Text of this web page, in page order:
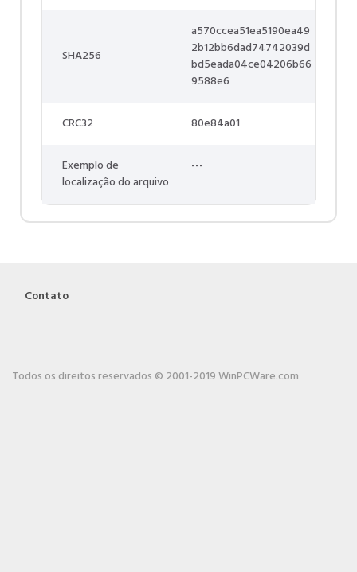
SHA256
a570ccea51ea5190ea49
2b12bb6dad74742039d
bd5eada04ce04206b66
9588e6
CRC32 80e84a01
Exemplo de
localização do arquivo
---
Contato
Todos os direitos reservados © 2001-2019 WinPCWare.com